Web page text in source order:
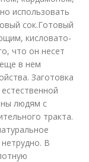
использовать
сок.Готовый
кисловато-
что он несет
в нем
Заготовка
людям с
тракта.
В